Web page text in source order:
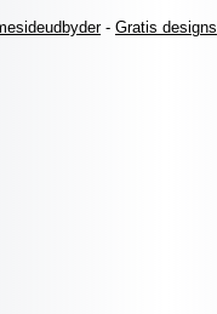
- Gratis designs